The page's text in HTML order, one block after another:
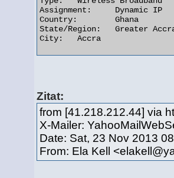
Assignment:	Dynamic IP
Country:	Ghana
State/Region:	Greater Accra
City:	Accra
Zitat:
from [41.218.212.44] via
X-Mailer:
Date: Sat, 23 Nov 2013
From: Ela Kell